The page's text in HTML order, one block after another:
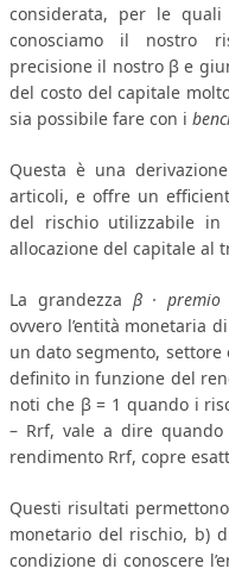
PENALE
NEWS
ARCHIVIO EVENTI (FINO
CORSI ENTI TERZI
PUBBLICAZIONI
BOLLETTINO
TELEGRAM
DOCUMENTI
MANUALI E MONOGRAFIE
TESI DI LAUREA
MATERIALE DIDATTICO
INVITI E PROMOZIONI
considerata, per le
conosciamo il nostro
precisione il nostro β e
del costo del capitale
sia possibile fare con i
Questa è una
articoli, e offre un
del rischio utilizzabile in
allocazione del capitale al
La grandezza β · premio
ovvero l’entità monetaria
un dato segmento, settore
definito in funzione del
noti che β = 1 quando i
– Rrf, vale a dire quando
rendimento Rrf, copre
Questi risultati
monetario del rischio, b)
condizione di conoscere